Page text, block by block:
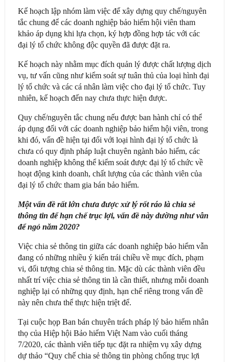
Kế hoạch lập nhóm làm việc để xây dựng quy chế/nguyên
tắc chung để các doanh nghiệp bảo hiểm hội viên tham
khảo áp dụng khi lựa chọn, ký hợp đồng hợp tác với các
đại lý tổ chức không độc quyền đã được đặt ra.
Kế hoạch này nhằm mục đích quản lý được chất lượng dịch
vụ, tư vấn cũng như kiểm soát sự tuân thủ của loại hình đại
lý tổ chức và các cá nhân làm việc cho đại lý tổ chức. Tuy
nhiên, kế hoạch đến nay chưa thực hiện được.
Quy chế/nguyên tắc chung nếu được ban hành chỉ có thể
áp dụng đối với các doanh nghiệp bảo hiểm hội viên, trong
khi đó, vấn đề hiện tại đối với loại hình đại lý tổ chức là
chưa có quy định pháp luật chuyên ngành bảo hiểm, các
doanh nghiệp không thể kiểm soát được đại lý tổ chức về
hoạt động kinh doanh, chất lượng của các thành viên của
đại lý tổ chức tham gia bán bảo hiểm.
Một vấn đề rất lớn chưa được xử lý rốt ráo là chia sẻ
thông tin để hạn chế trục lợi, vấn đề này dường như vẫn
để ngỏ năm 2020?
Việc chia sẻ thông tin giữa các doanh nghiệp bảo hiểm vẫn
đang có những nhiều ý kiến trái chiều về mục đích, phạm
vi, đối tượng chia sẻ thông tin. Mặc dù các thành viên đều
nhất trí việc chia sẻ thông tin là cần thiết, nhưng mỗi doanh
nghiệp lại có những quy định, hạn chế riêng trong vấn đề
này nên chưa thể thực hiện triệt để.
Tại cuộc họp Ban bán chuyên trách pháp lý bảo hiểm nhân
thọ của Hiệp hội Bảo hiểm Việt Nam vào cuối tháng
7/2020, các thành viên tiếp tục đặt ra nhiệm vụ xây dựng
dự thảo “Quy chế chia sẻ thông tin phòng chống trục lợi